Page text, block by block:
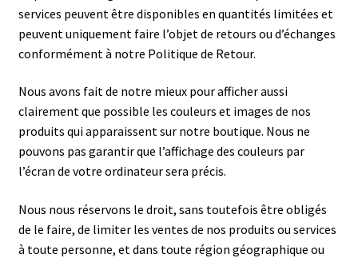
services peuvent être disponibles en quantités limitées et
peuvent uniquement faire l’objet de retours ou d’échanges
conformément à notre Politique de Retour.
Nous avons fait de notre mieux pour afficher aussi
clairement que possible les couleurs et images de nos
produits qui apparaissent sur notre boutique. Nous ne
pouvons pas garantir que l’affichage des couleurs par
l’écran de votre ordinateur sera précis.
Nous nous réservons le droit, sans toutefois être obligés
de le faire, de limiter les ventes de nos produits ou services
à toute personne, et dans toute région géographique ou